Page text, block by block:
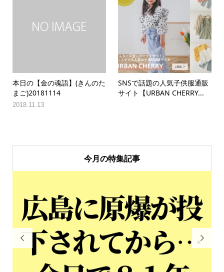
本日の【金の魂語】(きんのた
まご)20181114
2018.11.13
SNSで話題の人気子供服通販
サイト【URBAN CHERRY...
今月の特集記事
 